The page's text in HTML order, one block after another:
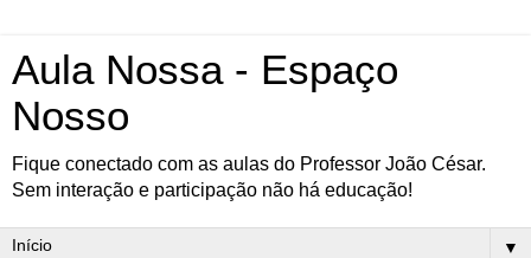
Aula Nossa - Espaço
Nosso
Fique conectado com as aulas do Professor João César.
Sem interação e participação não há educação!
▼